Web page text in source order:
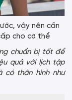
vậy nên cần
cho cơ thể
chuẩn bị tốt để
quả với lịch tập
có thân hình như